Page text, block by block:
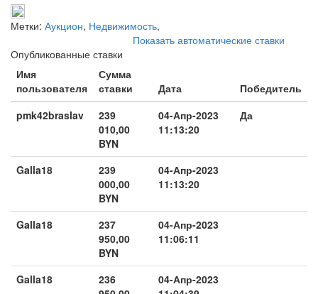
Метки: Аукцион, Недвижимость,
Показать автоматические ставки
Опубликованные ставки
Имя
пользователя
Сумма
ставки
Дата
Победитель
pmk42braslav
239
010,00
BYN
04-Апр-2023
11:13:20
Да
Galla18
239
000,00
BYN
04-Апр-2023
11:13:20
Galla18
237
950,00
BYN
04-Апр-2023
11:06:11
Galla18
236
04-Апр-2023